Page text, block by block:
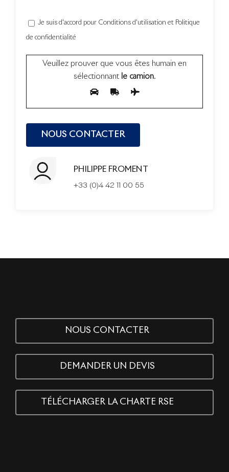
Je suis d'accord pour Conditions d'utilisation et Politique
de confidentialité
Veuillez prouver que vous êtes humain en
sélectionnantle camion.
PHILIPPE FROMENT
+33 (0)4 42 11 00 55
NOUS CONTACTER
DEMANDER UN DEVIS
TÉLÉCHARGER LA CHARTE RSE